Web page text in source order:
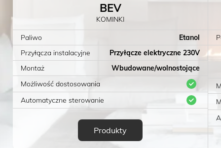
BEV
KOMINKI
Paliwo
Etanol
Przyłącza instalacyjne
Przyłącze elektryczne 230V
Montaż
Wbudowane/wolnostojące
Możliwość dostosowania
Automatyczne sterowanie
Produkty